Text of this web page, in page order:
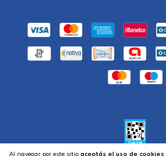
Al navegar por este sitio aceptás el uso de cookies